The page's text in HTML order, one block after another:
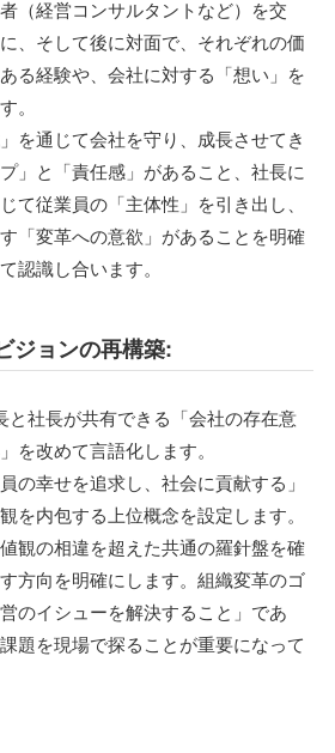
（経営コンサルタントなど）を交
、そして後に対面で、それぞれの価
る経験や、会社に対する「想い」を
。
を通じて会社を守り、成長させてき
」と「責任感」があること、社長に
て従業員の「主体性」を引き出し、
「変革への意欲」があることを明確
認識し合います。
ジョンの再構築:
と社長が共有できる「会社の存在意
を改めて言語化します。
の幸せを追求し、社会に貢献する」
を内包する上位概念を設定します。
観の相違を超えた共通の羅針盤を確
方向を明確にします。組織変革のゴ
のイシューを解決すること」であ
題を現場で探ることが重要になって